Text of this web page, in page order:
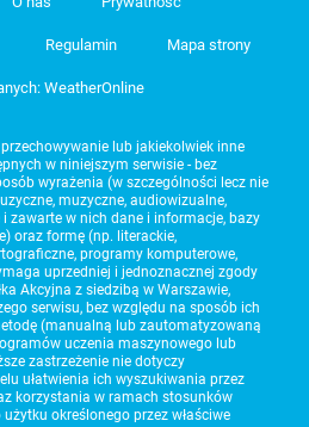
Regulamin Mapa strony
WeatherOnline
lub jakiekolwiek inne
w niniejszym serwisie - bez
wyrażenia (w szczególności lecz nie
muzyczne, audiowizualne,
zawarte w nich dane i informacje, bazy
oraz formę (np. literackie,
programy komputerowe,
uprzedniej i jednoznacznej zgody
Akcyjna z siedzibą w Warszawie,
serwisu, bez względu na sposób ich
(manualną lub zautomatyzowaną
uczenia maszynowego lub
zastrzeżenie nie dotyczy
ułatwienia ich wyszukiwania przez
korzystania w ramach stosunków
określonego przez właściwe